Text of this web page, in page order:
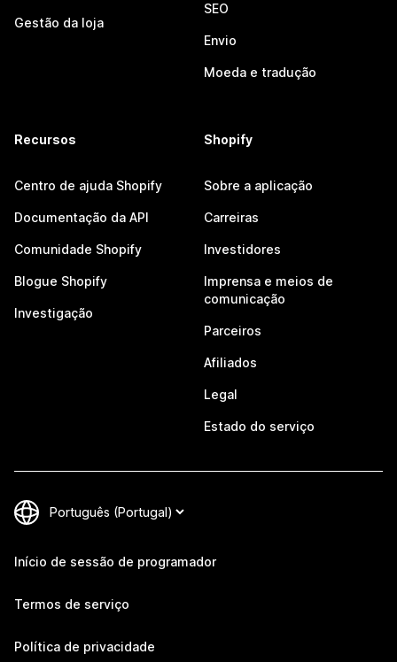
Gestão da loja
SEO
Envio
Moeda e tradução
Recursos
Centro de ajuda Shopify
Documentação da API
Comunidade Shopify
Blogue Shopify
Investigação
Shopify
Sobre a aplicação
Carreiras
Investidores
Imprensa e meios de
comunicação
Parceiros
Afiliados
Legal
Estado do serviço
Início de sessão de programador
Termos de serviço
Política de privacidade